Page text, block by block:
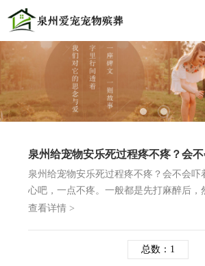
泉州给宠物安乐死过程疼不疼？会
它？
泉州给宠物安乐死过程疼不疼？会不会吓
心吧，一点不疼。一般都是先打麻醉后，
安乐的。泉州爱宠宠物殡葬服务提供大泉
狮、南安、惠安、安溪、永春、德化的宠
查看详情 >
总数：1